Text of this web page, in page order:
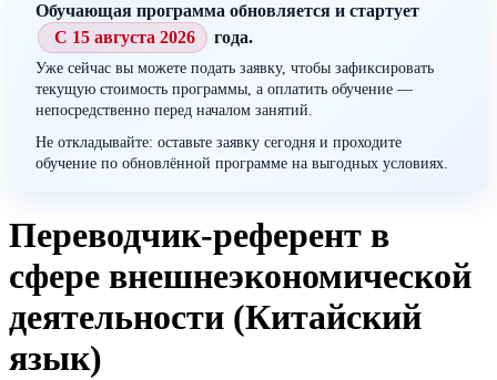
Обучающая программа обновляется и стартует
С 15 августа 2026
года.
Уже сейчас вы можете подать заявку, чтобы зафиксировать
текущую стоимость программы, а оплатить обучение —
непосредственно перед началом занятий.
Не откладывайте: оставьте заявку сегодня и проходите
обучение по обновлённой программе на выгодных условиях.
Переводчик-референт в
сфере внешнеэкономической
деятельности (Китайский
язык)